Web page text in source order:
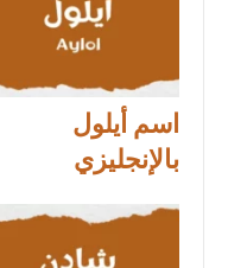
اسم أيلول
بالإنجليزي